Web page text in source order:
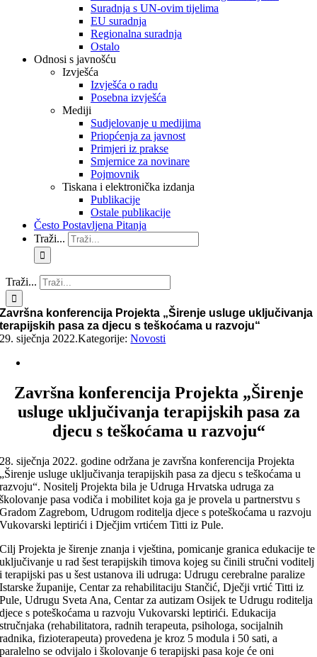
Suradnja s UN-ovim tijelima
EU suradnja
Regionalna suradnja
Ostalo
Odnosi s javnošću
Izvješća
Izvješća o radu
Posebna izvješća
Mediji
Sudjelovanje u medijima
Priopćenja za javnost
Primjeri iz prakse
Smjernice za novinare
Pojmovnik
Tiskana i elektronička izdanja
Publikacije
Ostale publikacije
Često Postavljena Pitanja
Traži...
Traži...
Završna konferencija Projekta „Širenje usluge uključivanja
terapijskih pasa za djecu s teškoćama u razvoju“
29. siječnja 2022.Kategorije:Novosti
Završna konferencija Projekta „Širenje
usluge uključivanja terapijskih pasa za
djecu s teškoćama u razvoju“
28. siječnja 2022. godine održana je završna konferencija Projekta
„Širenje usluge uključivanja terapijskih pasa za djecu s teškoćama u
razvoju“. Nositelj Projekta bila je Udruga Hrvatska udruga za
školovanje pasa vodiča i mobilitet koja ga je provela u partnerstvu s
Gradom Zagrebom, Udrugom roditelja djece s poteškoćama u razvoju
Vukovarski leptirići i Dječjim vrtićem Titti iz Pule.
Cilj Projekta je širenje znanja i vještina, pomicanje granica edukacije te
uključivanje u rad šest terapijskih timova kojeg su činili stručni voditelj
i terapijski pas u šest ustanova ili udruga: Udrugu cerebralne paralize
Istarske županije, Centar za rehabilitaciju Stančić, Dječji vrtić Titti iz
Pule, Udrugu Sveta Ana, Centar za autizam Osijek te Udrugu roditelja
djece s poteškoćama u razvoju Vukovarski leptirići. Edukacija
stručnjaka (rehabilitatora, radnih terapeuta, psihologa, socijalnih
radnika, fizioterapeuta) provedena je kroz 5 modula i 50 sati, a
paralelno se odvijalo i školovanje 6 terapijski pasa koje će oni